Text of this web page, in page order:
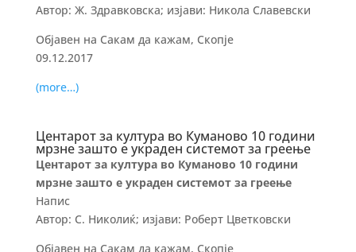
Автор: Ж. Здравковска; изјави: Никола Славевски
Објавен на Сакам да кажам, Скопје
09.12.2017
(more…)
Центарот за култура во Куманово 10 години
мрзне зашто е украден системот за греење
Центарот за култура во Куманово 10 години
мрзне зашто е украден системот за греење
Напис
Автор: С. Николиќ; изјави: Роберт Цветковски
Објавен на Сакам да кажам, Скопје